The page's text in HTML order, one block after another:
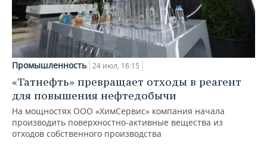
Промышленность 24 июл, 16:15
«Татнефть» превращает отходы в реагент
для повышения нефтедобычи
На мощностях ООО «ХимСервис» компания начала
производить поверхностно-активные вещества из
отходов собственного производства